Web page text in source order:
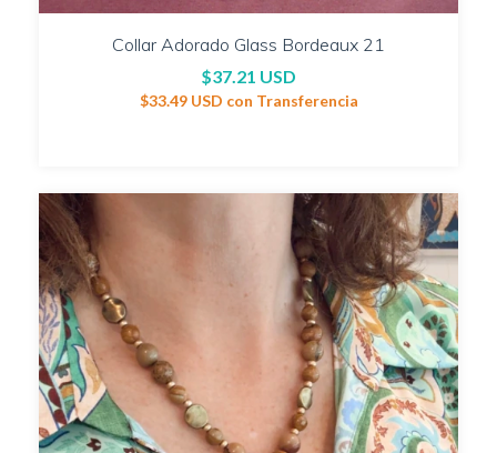
Collar Adorado Glass Bordeaux 21
$37.21 USD
$33.49 USD con Transferencia